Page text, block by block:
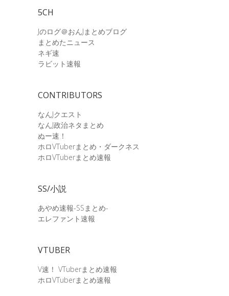
5CH
Jのログ＠おんJまとめブログ
まとめたニュース
ネギ速
ラビット速報
CONTRIBUTORS
なんJクエスト
なんJ政治ネタまとめ
ぬー速！
ホロVTuberまとめ・ダークネス
ホロVTuberまとめ速報
SS/小説
あやめ速報-SSまとめ-
エレファント速報
VTUBER
V速！ VTuberまとめ速報
ホロVTuberまとめ速報